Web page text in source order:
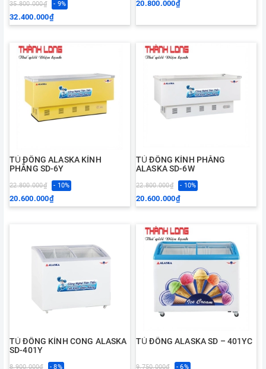
35.800.000₫ - 9%
32.400.000₫
20.800.000₫
TỦ ĐÔNG ALASKA KÍNH
PHẲNG SD-6Y
22.800.000₫ - 10%
20.600.000₫
TỦ ĐÔNG KÍNH PHẲNG
ALASKA SD-6W
22.800.000₫ - 10%
20.600.000₫
TỦ ĐÔNG KÍNH CONG ALASKA
SD-401Y
8.900.000₫ - 8%
TỦ ĐÔNG ALASKA SD – 401YC
9.750.000₫ - 6%